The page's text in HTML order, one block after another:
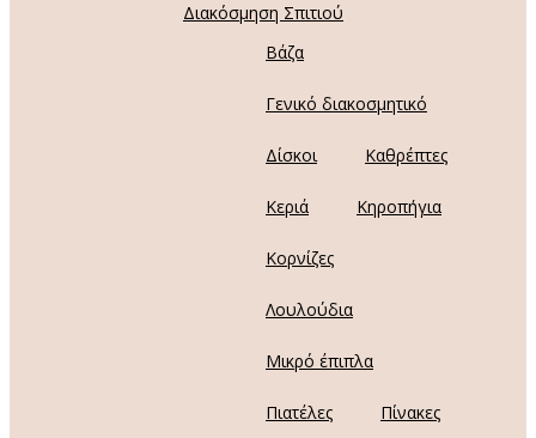
Διακόσμηση Σπιτιού
Βάζα
Γενικό διακοσμητικό
Δίσκοι Καθρέπτες
Κεριά Κηροπήγια
Κορνίζες
Λουλούδια
Μικρό έπιπλα
Πιατέλες Πίνακες